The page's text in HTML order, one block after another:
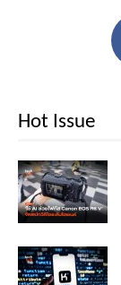
Hot Issue